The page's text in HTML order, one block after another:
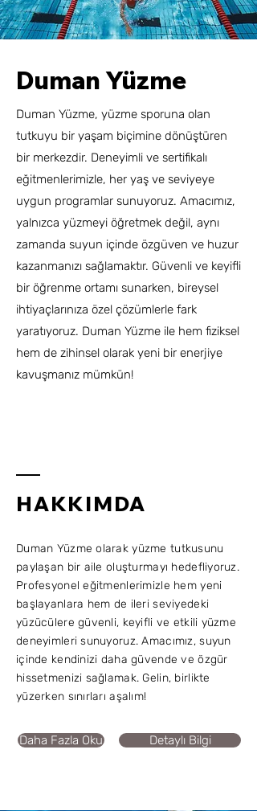
Duman Yüzme
Duman Yüzme, yüzme sporuna olan
tutkuyu bir yaşam biçimine dönüştüren
bir merkezdir. Deneyimli ve sertifikalı
eğitmenlerimizle, her yaş ve seviyeye
uygun programlar sunuyoruz. Amacımız,
yalnızca yüzmeyi öğretmek değil, aynı
zamanda suyun içinde özgüven ve huzur
kazanmanızı sağlamaktır. Güvenli ve keyifli
bir öğrenme ortamı sunarken, bireysel
ihtiyaçlarınıza özel çözümlerle fark
yaratıyoruz. Duman Yüzme ile hem fiziksel
hem de zihinsel olarak yeni bir enerjiye
kavuşmanız mümkün!
HAKKIMDA
Duman Yüzme olarak yüzme tutkusunu
paylaşan bir aile oluşturmayı hedefliyoruz.
Profesyonel eğitmenlerimizle hem yeni
başlayanlara hem de ileri seviyedeki
yüzücülere güvenli, keyifli ve etkili yüzme
deneyimleri sunuyoruz. Amacımız, suyun
içinde kendinizi daha güvende ve özgür
hissetmenizi sağlamak. Gelin, birlikte
yüzerken sınırları aşalım!
Daha Fazla Oku Detaylı Bilgi